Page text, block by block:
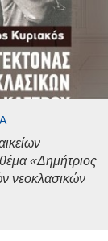
«Δημήτριος
νεοκλασικών